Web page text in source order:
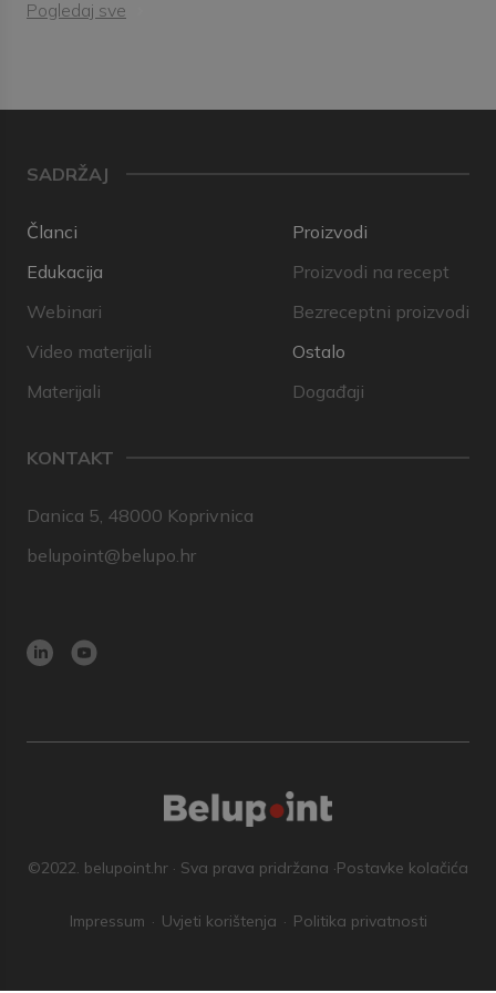
Pogledaj sve
SADRŽAJ
Članci
Edukacija
Webinari
Video materijali
Materijali
Proizvodi
Proizvodi na recept
Bezreceptni proizvodi
Ostalo
Događaji
KONTAKT
Danica 5, 48000 Koprivnica
belupoint@belupo.hr
©2022. belupoint.hr · Sva prava pridržana ·Postavke kolačića
Impressum Uvjeti korištenja Politika privatnosti